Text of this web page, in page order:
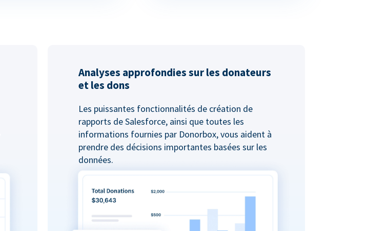
Analyses approfondies sur les donateurs
et les dons
Les puissantes fonctionnalités de création de
rapports de Salesforce, ainsi que toutes les
informations fournies par Donorbox, vous aident à
prendre des décisions importantes basées sur les
données.